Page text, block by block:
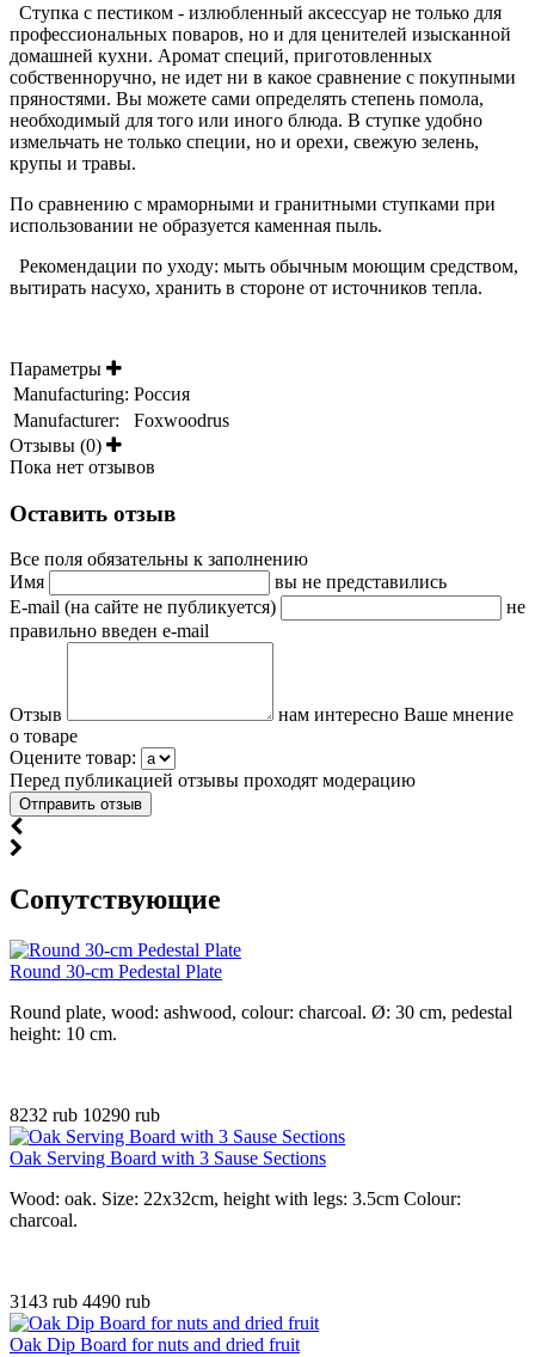
Ступка с пестиком - излюбленный аксессуар не только для
профессиональных поваров, но и для ценителей изысканной
домашней кухни. Аромат специй, приготовленных
собственноручно, не идет ни в какое сравнение с покупными
пряностями. Вы можете сами определять степень помола,
необходимый для того или иного блюда. В ступке удобно
измельчать не только специи, но и орехи, свежую зелень,
крупы и травы.
По сравнению с мраморными и гранитными ступками при
использовании не образуется каменная пыль.
Рекомендации по уходу: мыть обычным моющим средством,
вытирать насухо, хранить в стороне от источников тепла.
Параметры
Manufacturing: Россия
Manufacturer:
Foxwoodrus
Отзывы (0)
Пока нет отзывов
Оставить отзыв
Все поля обязательны к заполнению
Имя
вы не представились
E-mail (на сайте не публикуется)
не
правильно введен e-mail
Отзыв
нам интересно Ваше мнение
о товаре
Оцените товар:
Перед публикацией отзывы проходят модерацию
Cопутствующие
Round 30-cm Pedestal Plate
Round plate, wood: ashwood, colour: charcoal. Ø: 30 cm, pedestal
height: 10 cm.
8232 rub 10290 rub
Oak Serving Board with 3 Sause Sections
Wood: oak. Size: 22x32cm, height with legs: 3.5cm Colour:
charcoal.
3143 rub 4490 rub
Oak Dip Board for nuts and dried fruit